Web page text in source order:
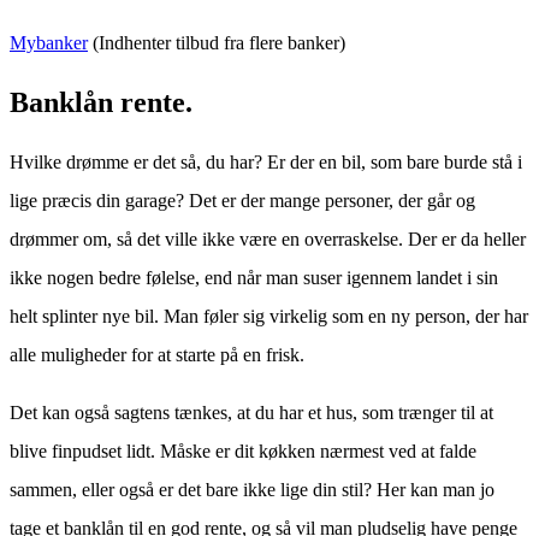
Mybanker(Indhenter tilbud fra flere banker)
Banklån rente.
Hvilke drømme er det så, du har? Er der en bil, som bare burde stå i
lige præcis din garage? Det er der mange personer, der går og
drømmer om, så det ville ikke være en overraskelse. Der er da heller
ikke nogen bedre følelse, end når man suser igennem landet i sin
helt splinter nye bil. Man føler sig virkelig som en ny person, der har
alle muligheder for at starte på en frisk.
Det kan også sagtens tænkes, at du har et hus, som trænger til at
blive finpudset lidt. Måske er dit køkken nærmest ved at falde
sammen, eller også er det bare ikke lige din stil? Her kan man jo
tage et banklån til en god rente, og så vil man pludselig have penge